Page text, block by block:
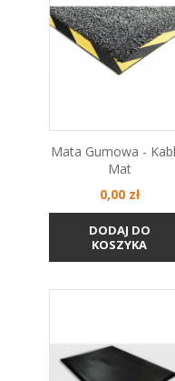
Mata Gumowa -
Mat
Cena
0,00 zł
DODAJ DO
KOSZYKA